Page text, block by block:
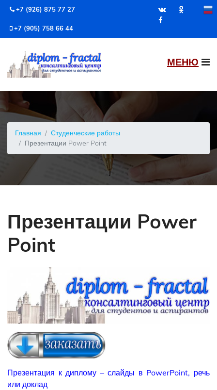
+7 (926) 875 77 27
+7 (905) 758 66 44
Главная
Студенческие работы
Презентации Power Point
Презентации Power
Point
Презентация к диплому – слайды в PowerPoint, речь
или доклад